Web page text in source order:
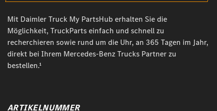
Mit Daimler Truck My PartsHub erhalten Sie die
Möglichkeit, TruckParts einfach und schnell zu
recherchieren sowie rund um die Uhr, an 365 Tagen im Jahr,
direkt bei Ihrem Mercedes-Benz Trucks Partner zu
bestellen.¹
ARTIKELNUMMER